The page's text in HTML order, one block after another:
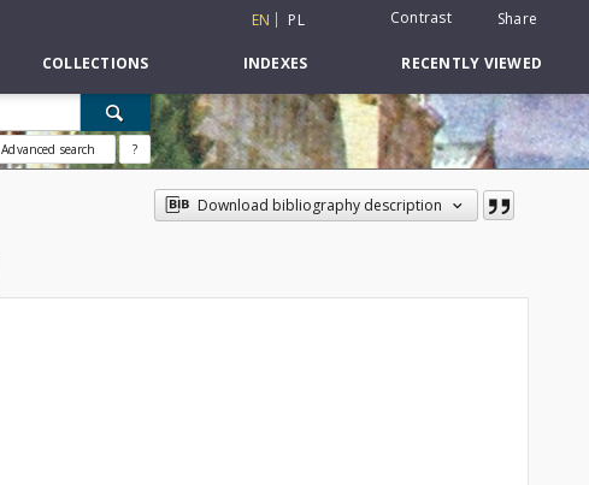
EN PL Contrast Share
COLLECTIONS INDEXES RECENTLY VIEWED
Advanced search ?
Download bibliography description